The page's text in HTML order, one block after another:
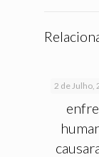
2 de Julho,
Saiba